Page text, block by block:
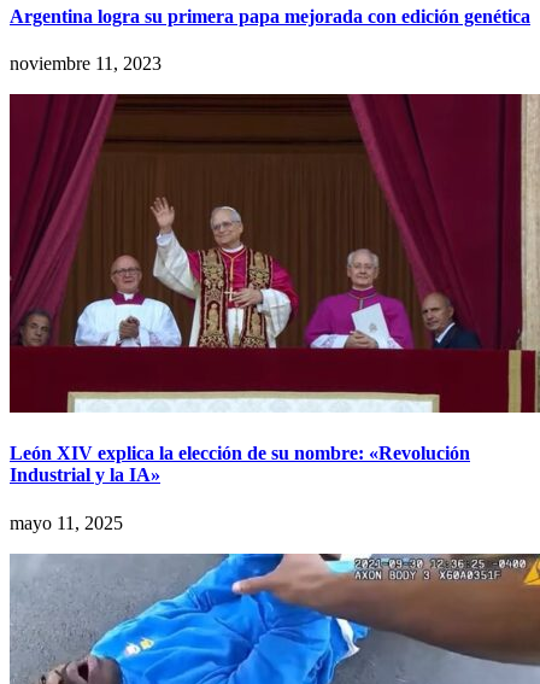
Argentina logra su primera papa mejorada con edición genética
noviembre 11, 2023
León XIV explica la elección de su nombre: «Revolución
Industrial y la IA»
mayo 11, 2025